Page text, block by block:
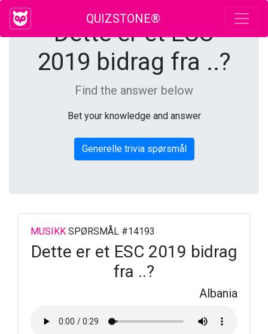
QUIZSTONE®
Dette er et ESC
2019 bidrag fra ..?
Find the answer below
Bet your knowledge and answer
Generelle trivia spørsmål
MUSIKK SPØRSMÅL #14193
Dette er et ESC 2019 bidrag
fra ..?
Albania